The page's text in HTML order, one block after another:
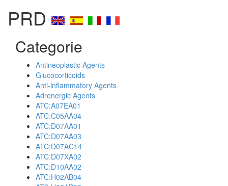
PRD
Categorie
Antineoplastic Agents
Glucocorticoids
Anti-inflammatory Agents
Adrenergic Agents
ATC:A07EA01
ATC:C05AA04
ATC:D07AA01
ATC:D07AA03
ATC:D07AC14
ATC:D07XA02
ATC:D10AA02
ATC:H02AB04